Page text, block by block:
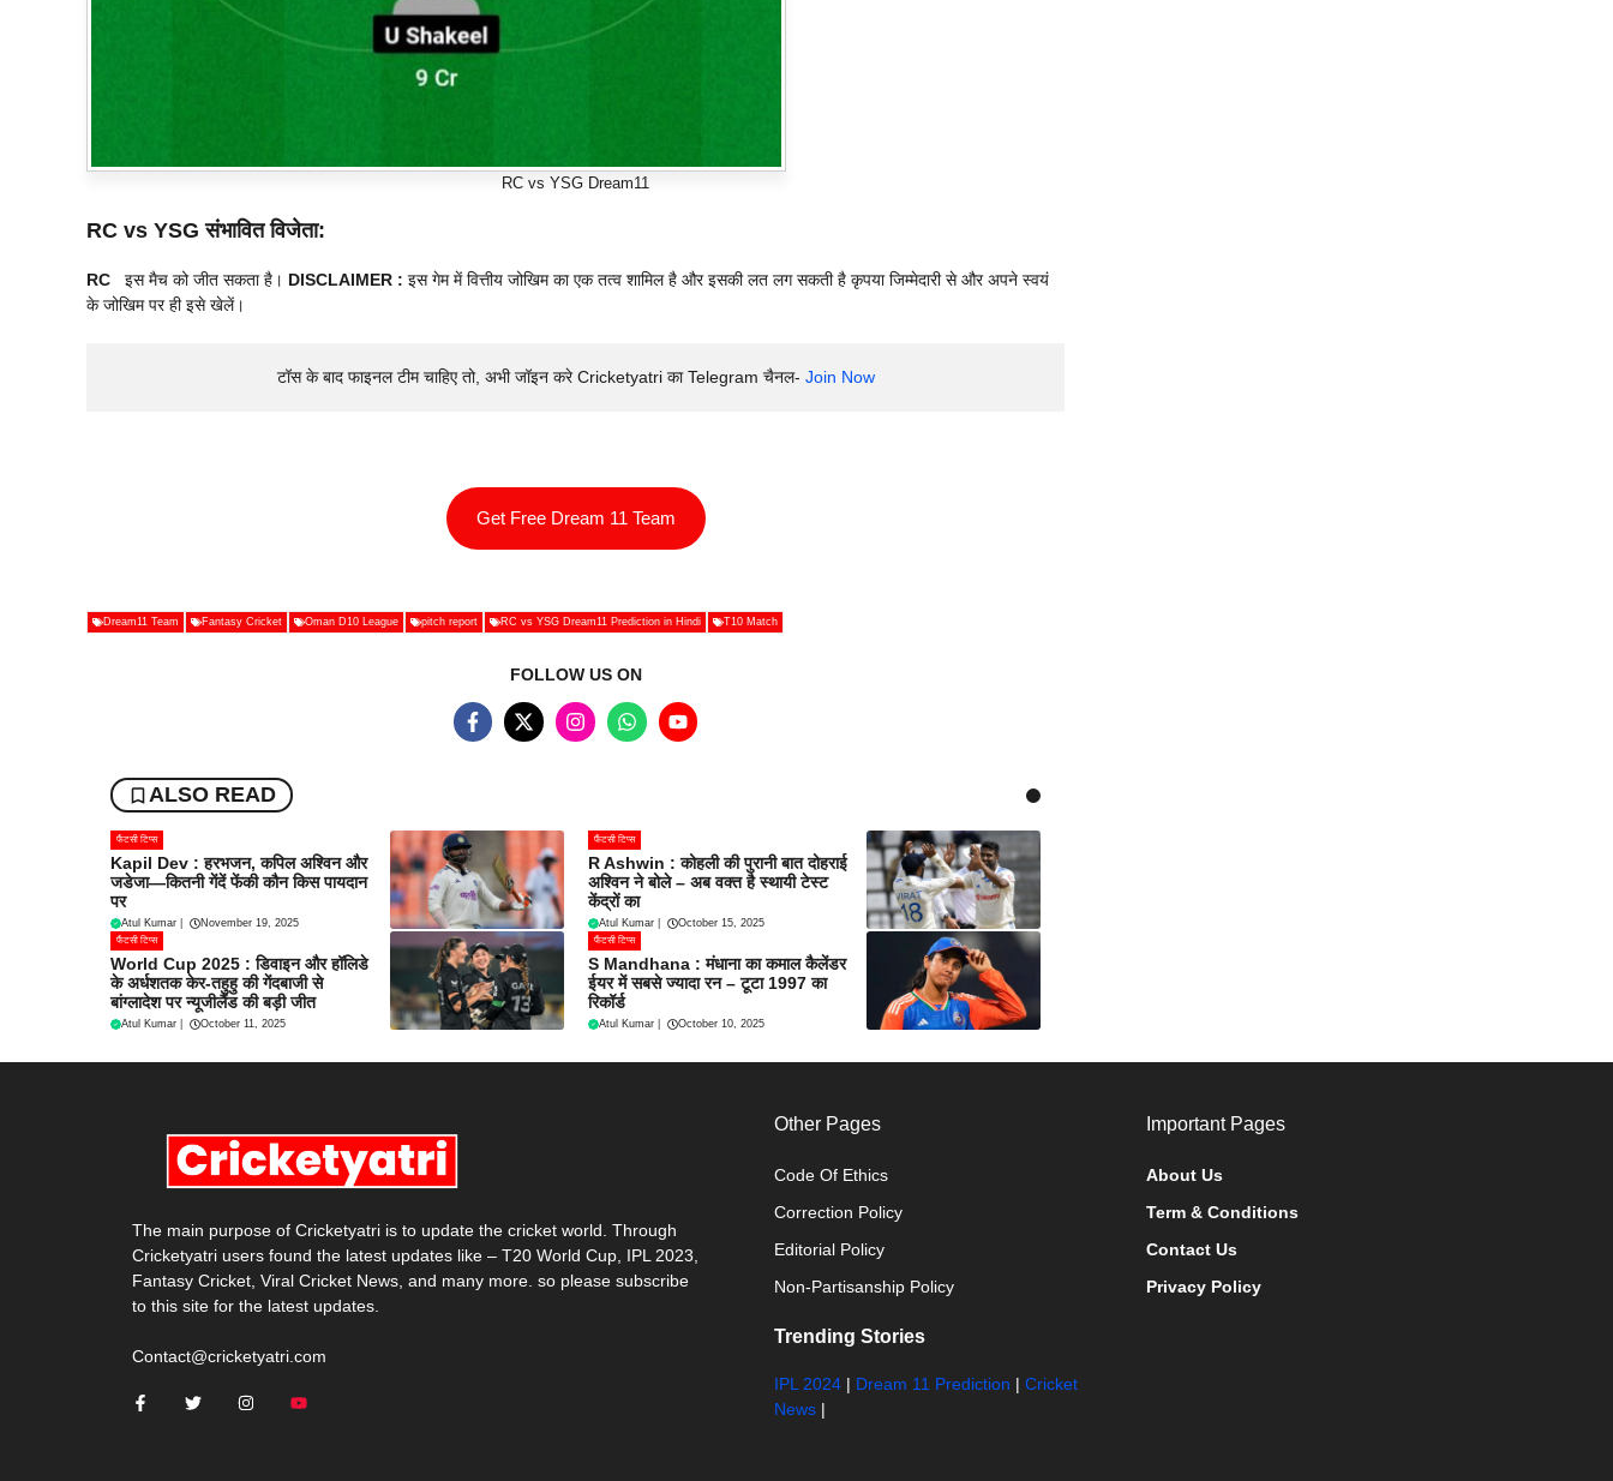
RC vs YSG Dream11
RC vs YSG संभावित विजेता:
RC इस मैच को जीत सकता है। DISCLAIMER : इस गेम में वित्तीय जोखिम का एक तत्व शामिल है और इसकी लत लग सकती है कृपया जिम्मेदारी से और अपने स्वयं
के जोखिम पर ही इसे खेलें।
टॉस के बाद फाइनल टीम चाहिए तो, अभी जॉइन करे Cricketyatri का Telegram चैनल- Join Now
Get Free Dream 11 Team
Dream11 Team Fantasy Cricket Oman D10 League pitch report RC vs YSG Dream11 Prediction in Hindi T10 Match
FOLLOW US ON
ALSO READ
फैंटसी टिप्स
Kapil Dev : हरभजन, कपिल अश्विन और
जडेजा—कितनी गेंदें फेंकी कौन किस पायदान
पर
Atul Kumar November 19, 2025
फैंटसी टिप्स
R Ashwin : कोहली की पुरानी बात दोहराई
अश्विन ने बोले – अब वक्त है स्थायी टेस्ट
केंद्रों का
Atul Kumar October 15, 2025
फैंटसी टिप्स
World Cup 2025 : डिवाइन और हॉलिडे
के अर्धशतक केर-तहुहु की गेंदबाजी से
बांग्लादेश पर न्यूजीलैंड की बड़ी जीत
Atul Kumar October 11, 2025
फैंटसी टिप्स
S Mandhana : मंधाना का कमाल कैलेंडर
ईयर में सबसे ज्यादा रन – टूटा 1997 का
रिकॉर्ड
Atul Kumar October 10, 2025
The main purpose of Cricketyatri is to update the cricket world. Through
Cricketyatri users found the latest updates like – T20 World Cup, IPL 2023,
Fantasy Cricket, Viral Cricket News, and many more. so please subscribe
to this site for the latest updates.
Contact@cricketyatri.com
Other Pages
Code Of Ethics
Correction Policy
Editorial Policy
Non-Partisanship Policy
Trending Stories
IPL 2024 | Dream 11 Prediction |Cricket
News |
Important Pages
About Us
Term & Conditions
Contact Us
Privacy Policy